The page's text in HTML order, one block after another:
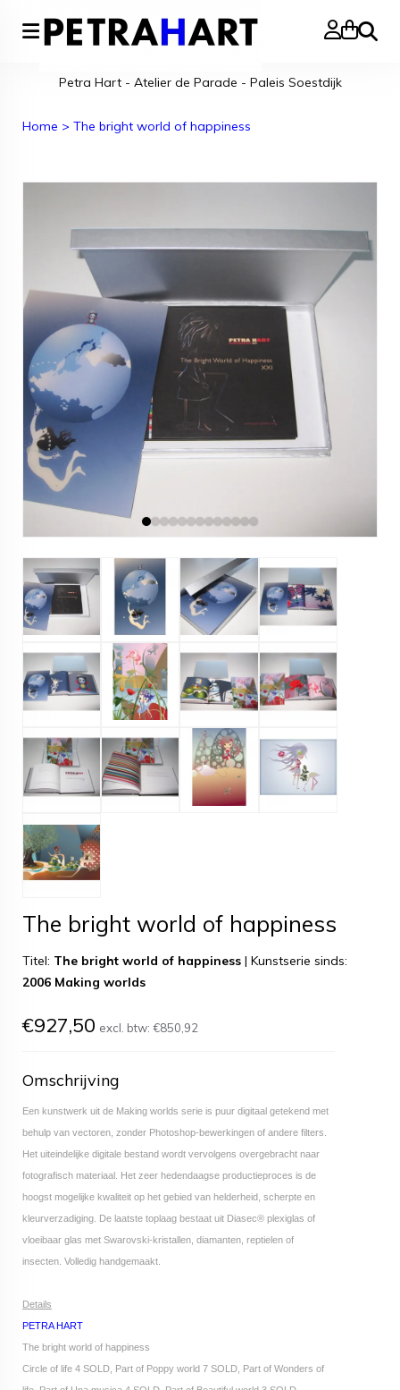
Zoeken
Petra Hart - Atelier de Parade - Paleis Soestdijk
Home > The bright world of happiness
The bright world of happiness
Titel: The bright world of happiness | Kunstserie sinds:
2006 Making worlds
€927,50 excl. btw: €850,92
Omschrijving
Een kunstwerk uit de Making worlds serie is puur digitaal getekend met
behulp van vectoren, zonder Photoshop-bewerkingen of andere filters.
Het uiteindelijke digitale bestand wordt vervolgens overgebracht naar
fotografisch materiaal. Het zeer hedendaagse productieproces is de
hoogst mogelijke kwaliteit op het gebied van helderheid, scherpte en
kleurverzadiging. De laatste toplaag bestaat uit Diasec® plexiglas of
vloeibaar glas met Swarovski-kristallen, diamanten, reptielen of
insecten. Volledig handgemaakt.
Details
PETRA HART
The bright world of happiness
Circle of life 4 SOLD, Part of Poppy world 7 SOLD, Part of Wonders of